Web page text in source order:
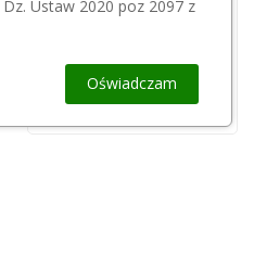
230,00 zł
Ustaw 2020 poz 2097 z
Oświadczam